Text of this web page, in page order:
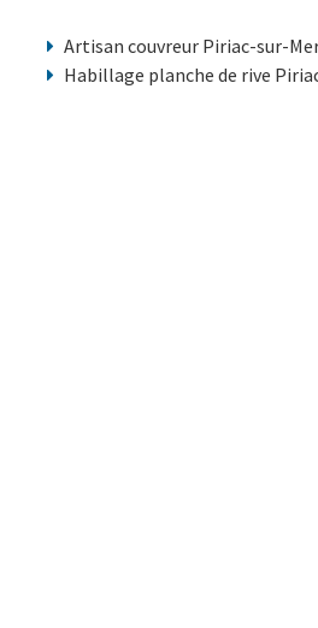
Artisan couvreur Piriac-sur-
Habillage planche de rive